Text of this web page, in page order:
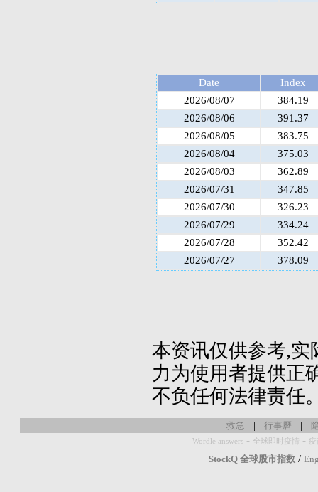
Date
Index
2026/08/07
384.19
2026/08/06
391.37
2026/08/05
383.75
2026/08/04
375.03
2026/08/03
362.89
2026/07/31
347.85
2026/07/30
326.23
2026/07/29
334.24
2026/07/28
352.42
2026/07/27
378.09
本资讯仅供参考,实
力为使用者提供正
不负任何法律责任
救急 | 行事曆 |
Wordle answers - 全球即时疫情 -
StockQ 全球股市指数 /